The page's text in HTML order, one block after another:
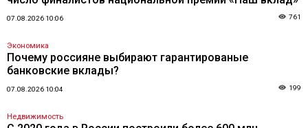
07.08.2026 10:06 761
Экономика
Почему россияне выбирают гарантированые
банковские вклады?
07.08.2026 10:04 199
Недвижимость